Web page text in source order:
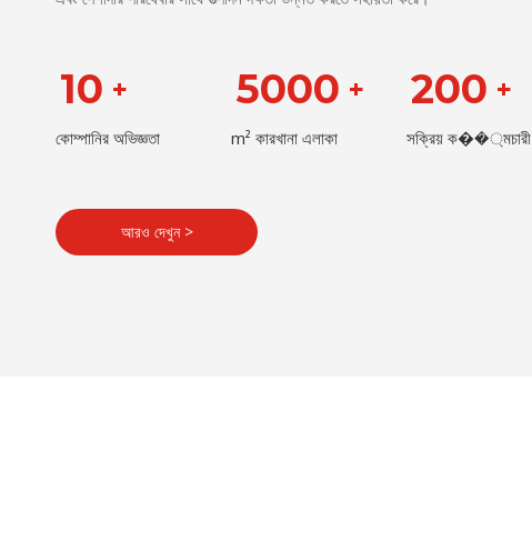
10 +
কোম্পানির অভিজ্ঞতা
5000 +
m² কারখানা এলাকা
200 +
সক্রিয় ক��্মচারী
আরও দেখুন >